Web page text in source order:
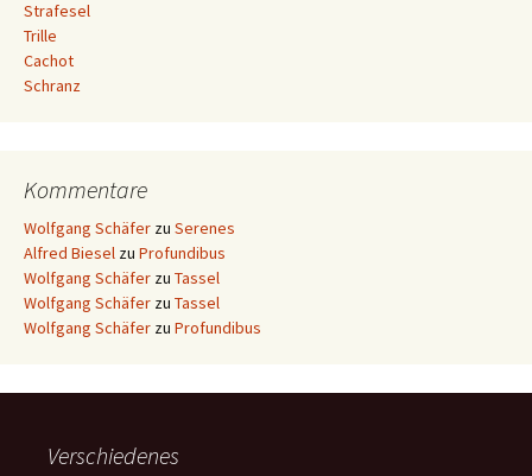
Strafesel
Trille
Cachot
Schranz
Kommentare
Wolfgang Schäfer zu Serenes
Alfred Biesel zu Profundibus
Wolfgang Schäfer zu Tassel
Wolfgang Schäfer zu Tassel
Wolfgang Schäfer zu Profundibus
Verschiedenes